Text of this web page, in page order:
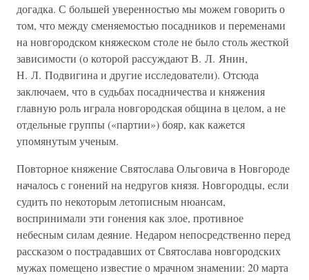
догадка. С большей уверенностью мы можем говорить о
том, что между сменяемостью посадников и переменами
на новгородском княжеском столе не было столь жесткой
зависимости (о которой рассуждают В. Л. Янин,
Н. Л. Подвигина и другие исследователи). Отсюда
заключаем, что в судьбах посадничества и княжения
главную роль играла новгородская община в целом, а не
отдельные группы («партии») бояр, как кажется
упомянутым ученым.
Повторное княжение Святослава Ольговича в Новгороде
началось с гонений на недругов князя. Новгородцы, если
судить по некоторым летописным нюансам,
воспринимали эти гонения как злое, противное
небесным силам деяние. Недаром непосредственно перед
рассказом о пострадавших от Святослава новгородских
мужах помещено известие о мрачном знамении: 20 марта